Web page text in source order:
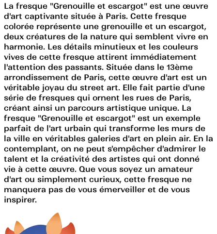
La fresque "Grenouille et escargot" est une œuvre
d'art captivante située à Paris. Cette fresque
colorée représente une grenouille et un escargot,
deux créatures de la nature qui semblent vivre en
harmonie. Les détails minutieux et les couleurs
vives de cette fresque attirent immédiatement
l'attention des passants. Située dans le 13ème
arrondissement de Paris, cette œuvre d'art est un
véritable joyau du street art. Elle fait partie d'une
série de fresques qui ornent les rues de Paris,
créant ainsi un parcours artistique unique. La
fresque "Grenouille et escargot" est un exemple
parfait de l'art urbain qui transforme les murs de
la ville en véritables galeries d'art en plein air. En la
contemplant, on ne peut s'empêcher d'admirer le
talent et la créativité des artistes qui ont donné
vie à cette œuvre. Que vous soyez un amateur
d'art ou simplement curieux, cette fresque ne
manquera pas de vous émerveiller et de vous
inspirer.